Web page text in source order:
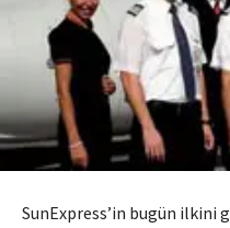
SunExpress’in bugün